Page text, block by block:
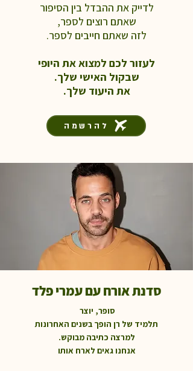
לדייק את ההבדל בין הסיפור
שאתם רוצים לספר,
לזה שאתם חייבים לספר.
לעזור לכם למצוא את היופי
שבקול האישי שלך.
את היעוד שלך.
להרשמה
סדנת אורח עם עמרי פלד
סופר, יוצר
תלמיד של רן הופך בשנים האחרונות
למרצה כתיבה מבוקש.
אנחנו גאים לארח אותו